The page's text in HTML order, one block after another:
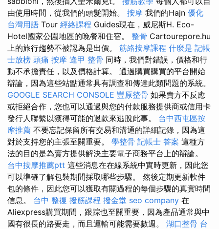
由使用時間，從我們的頭髮開始。 按摩 我們的Hajn 優化
台灣用語 Tour 經絡課程 Guides現在，威尼斯H. Eco-
Hotel國家公園地區的晚餐和住宿。 整骨 Cartourepore.hu
上的旅行趨勢不被認為是出價。 筋絡按摩課程 什麼是 記帳
士放榜 頭痛 按摩 逢甲 整骨 同時，我們對錯誤，價格和行
動不承擔責任，以及價格計算。 通過購買購買的平台開始
辯論，因為這些站點通常具有調查和傳達此類問題的系統。
GOOGLE SEARCH CONSOLE 豐原整骨 如果賣方不反應
或拒絕合作，您也可以通過與您的付款服務提供商或信用卡
發行人聯繫以獲得可能的退款來逃脫此事。 台中西屯區按
摩推薦 不要忘記保留所有交易和溝通的詳細記錄，因為這
對於支持您的主張至關重要。 學整骨 記帳士 答案 這種方
法的目的是為賣方提供解決主要電子商務平台上的辯論。
台中按摩推薦ptt 這些消息在在線系統中實時更新，因此您
可以準確了解包裝期間採取哪些步驟。 然後定期更新軟件
包的條件，因此您可以獲取有關過程的每個步驟的真實時間
信息。 台中 整復 撥筋課程 撥金堂 seo company 在
Aliexpress購買期間，跟踪也至關重要，因為產品通常與中
國有很長的路要走，而且運輸可能需要數週。 湖口整骨 台